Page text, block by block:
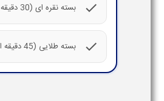
check بسته نقره ای (30 دقیقه ای) شرایط تاسیس آموزشگاه زبان
check بسته طلایی (45 دقیقه ای) شرایط تاسیس آموزشگاه زبان